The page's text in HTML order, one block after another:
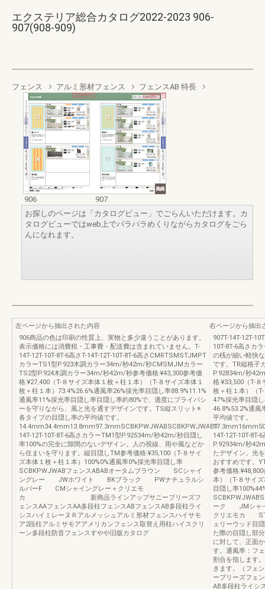
エクステリア総合カタログ2022-2023 906-
907(908-909)
フェンス アルミ形材フェンス フェンスAB 特長
906
907
お探しのページは「カタログビュー」でごらんいただけます。カ
タログビューではweb上でパラパラめくりながらカタログをごら
んになれます。
左ページから抽出された内容
906商品の色は印刷の性質上、実物と多少違うことがあります。
表示価格には消費税・工事費・配送費は含まれていません。T-
14T-12T-10T-8T-6高さT-14T-12T-10T-8T-6高さCMRTSMSTJMPT
カラーTS1型P.923木調カラー34m/秒42m/秒CMSMJMカラー
TS2型P.924木調カラー34m/秒42m/秒参考価格:¥43,300参考価
格:¥27,400（T-８サイズ本体１枚＋柱１本）（T-８サイズ本体１
枚＋柱１本）73.4%26.6%通風率26%採光率目隠し率88.9%11.1%
通風率11%採光率目隠し率目隠し率約80%で、適度にプライバシ
ーを守りながら、風と光を通すデザインです。TS縦スリット※
各タイプの目隠し率の平均値です。
14.4mm34.4mm13.8mm97.3mmSCBKPWJWABSCBKPWJWABT-
14T-12T-10T-8T-6高さカラーTM1型P.92534m/秒42m/秒目隠し
率100%の完全に隙間のないデザイン。人の視線、雨や風などか
ら住まいを守ります。縦目隠しTM参考価格:¥35,100（T-８サイ
ズ本体１枚＋柱１本）100%0%通風率0%採光率目隠し率
SCBKPWJWABフェンスABABオータムブラウン SCシャイ
ングレー JWホワイト BKブラック PWナチュラルシ
ルバーF CMシャイングレー＋クリエモ
カ 新商品ラインアップサニーブリーズフ
ェンスAAフェンスAA多段柱フェンスABフェンスAB多段柱ライ
シスハイミレーヌＲアルメッシュアルミ形材フェンスハイサモ
ア2段柱アルミサモアアメリカンフェンス取替え用柱ハイスクリ
ーン多段柱防音フェンスすやや旧版カタログ
右ページから抽出
907T-14T-12T-
10T-8T-6高さカ
の桟が細い軽快
です。TR縦格子
P.92834m/秒
格:¥33,500（T-
枚＋柱１本）（
47%採光率目隠
46.8%53.2%通風
平均値です。
14T-12T-10T-8T-
P.92934m/秒
たデザイン。光
おすすめです。
参考価格
本）（T-８サイ
目隠し率
ーク JMシャイ
クリエモカ ST
ェリーウッド目
た際の目隠し部
に対して、正面
す。通風率：フ
割合を指します
きます。（フェ
ーブリーズフェ
AB多段柱ライシ